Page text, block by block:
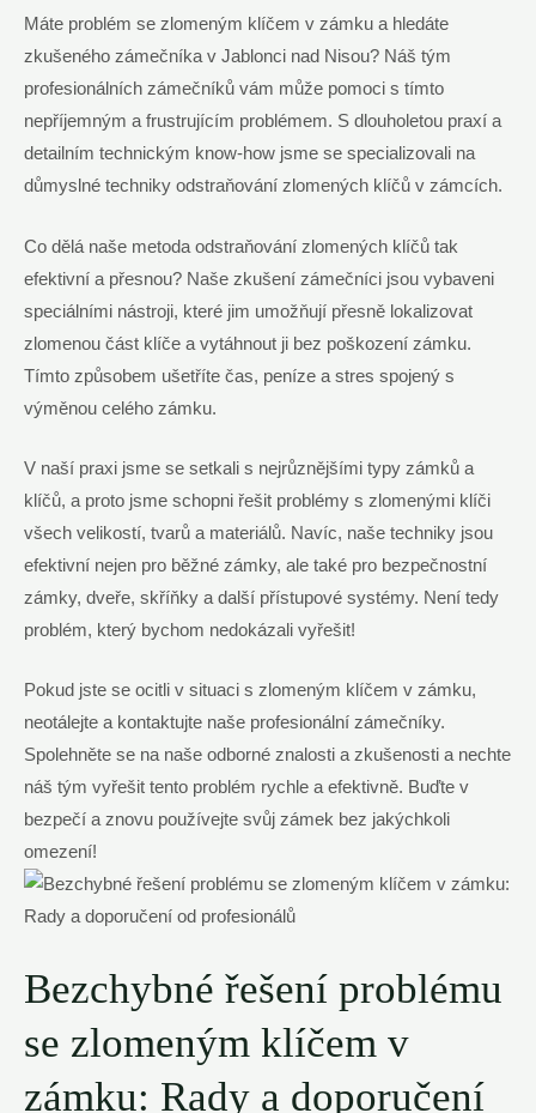
Máte problém se zlomeným klíčem v zámku a hledáte
zkušeného zámečníka v Jablonci nad Nisou? Náš tým
profesionálních zámečníků vám může pomoci s tímto
nepříjemným a frustrujícím problémem. S dlouholetou praxí a
detailním technickým know-how jsme se specializovali na
důmyslné techniky odstraňování zlomených klíčů v zámcích.
Co dělá naše metoda odstraňování zlomených klíčů tak
efektivní a přesnou? Naše zkušení zámečníci jsou vybaveni
speciálními nástroji, které jim umožňují přesně lokalizovat
zlomenou část klíče a vytáhnout ji bez poškození zámku.
Tímto způsobem ušetříte čas, peníze a stres spojený s
výměnou celého zámku.
V naší praxi jsme se setkali s nejrůznějšími typy zámků a
klíčů, a proto jsme schopni řešit problémy s zlomenými klíči
všech velikostí, tvarů a materiálů. Navíc, naše techniky jsou
efektivní nejen pro běžné zámky, ale také pro bezpečnostní
zámky, dveře, skříňky a další přístupové systémy. Není tedy
problém, který bychom nedokázali vyřešit!
Pokud jste se ocitli v situaci s zlomeným klíčem v zámku,
neotálejte a kontaktujte naše profesionální zámečníky.
Spolehněte se na naše odborné znalosti a zkušenosti a nechte
náš tým vyřešit tento problém rychle a efektivně. Buďte v
bezpečí a znovu používejte svůj zámek bez jakýchkoli
omezení!
Bezchybné řešení problému
se zlomeným klíčem v
zámku: Rady a doporučení